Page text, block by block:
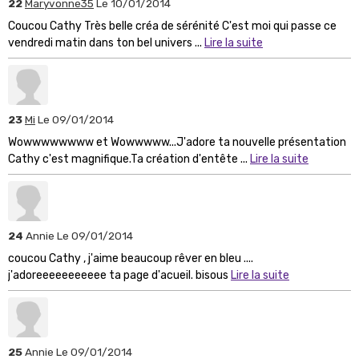
22 Maryvonne35 Le 10/01/2014
Coucou Cathy Très belle créa de sérénité C'est moi qui passe ce
vendredi matin dans ton bel univers ... Lire la suite
23Mi Le 09/01/2014
Wowwwwwwww et Wowwwww...J'adore ta nouvelle présentation
Cathy c'est magnifique.Ta création d'entête ... Lire la suite
24 Annie Le 09/01/2014
coucou Cathy , j'aime beaucoup rêver en bleu ....
j'adoreeeeeeeeeee ta page d'acueil. bisous Lire la suite
25Annie Le 09/01/2014